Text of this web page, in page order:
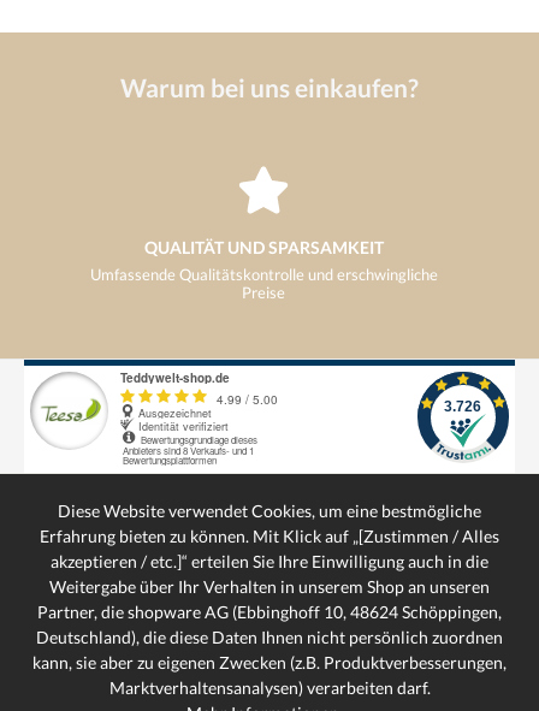
Warum bei uns einkaufen?
QUALITÄT UND SPARSAMKEIT
Umfassende Qualitätskontrolle und erschwingliche
Preise
VERSANDKOSTENFREI
ab 29€ kostenloser Versand
SCHNELLE LIEFERUNG
Schnelle und bequeme Lieferung von Tür zu Tür
SERVICE-HOTLINE
SERVICE
Diese Website verwendet Cookies, um eine bestmögliche
Erfahrung bieten zu können. Mit Klick auf „[Zustimmen / Alles
akzeptieren / etc.]“ erteilen Sie Ihre Einwilligung auch in die
Weitergabe über Ihr Verhalten in unserem Shop an unseren
Partner, die shopware AG (Ebbinghoff 10, 48624 Schöppingen,
Deutschland), die diese Daten Ihnen nicht persönlich zuordnen
kann, sie aber zu eigenen Zwecken (z.B. Produktverbesserungen,
Marktverhaltensanalysen) verarbeiten darf.